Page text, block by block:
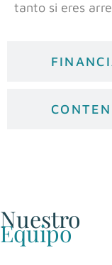
tanto si eres
Nuestro
Equipo